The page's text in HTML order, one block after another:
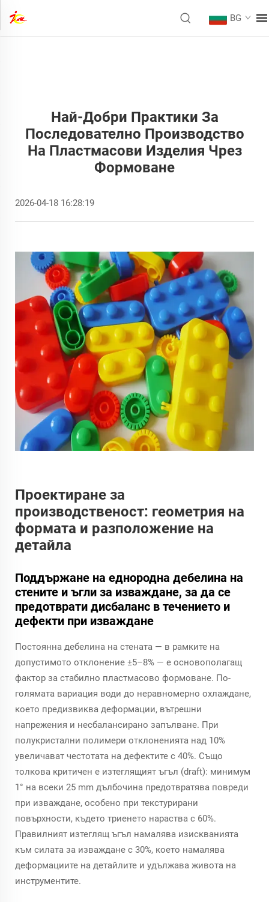
BG
Най-Добри Практики За
Последователно Производство
На Пластмасови Изделия Чрез
Формоване
2026-04-18 16:28:19
Проектиране за
производственост: геометрия на
формата и разположение на
детайла
Поддържане на еднородна дебелина на
стените и ъгли за изваждане, за да се
предотврати дисбаланс в течението и
дефекти при изваждане
Постоянна дебелина на стената — в рамките на
допустимото отклонение ±5–8% — е основополагащ
фактор за стабилно пластмасово формоване. По-
голямата вариация води до неравномерно охлаждане,
което предизвиква деформации, вътрешни
напрежения и несбалансирано запълване. При
полукристални полимери отклоненията над 10%
увеличават честотата на дефектите с 40%. Също
толкова критичен е изтеглящият ъгъл (draft): минимум
1° на всеки 25 mm дълбочина предотвратява повреди
при изваждане, особено при текстурирани
повърхности, където триенето нараства с 60%.
Правилният изтеглящ ъгъл намалява изискванията
към силата за изваждане с 30%, което намалява
деформациите на детайлите и удължава живота на
инструментите.